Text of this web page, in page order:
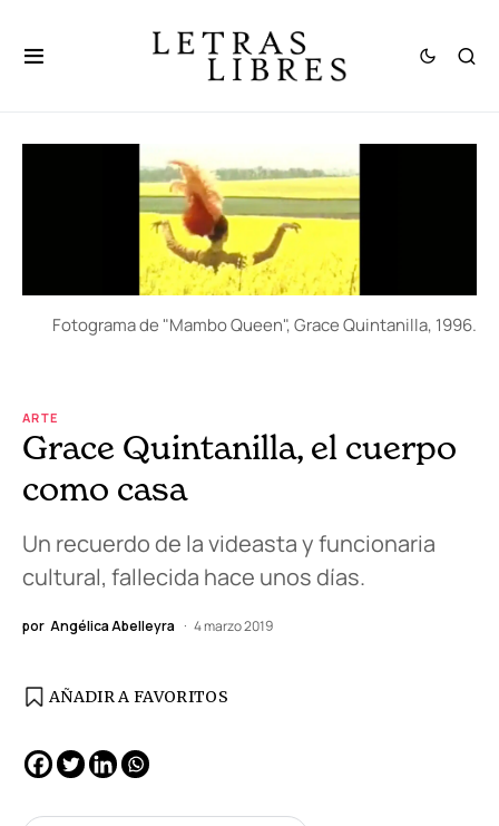
Fotograma de "Mambo Queen", Grace Quintanilla, 1996.
ARTE
Grace Quintanilla, el cuerpo
como casa
Un recuerdo de la videasta y funcionaria
cultural, fallecida hace unos días.
por Angélica Abelleyra 4 marzo 2019
AÑADIR A FAVORITOS